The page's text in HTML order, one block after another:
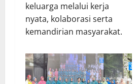
keluarga melalui kerja
nyata, kolaborasi serta
kemandirian masyarakat.